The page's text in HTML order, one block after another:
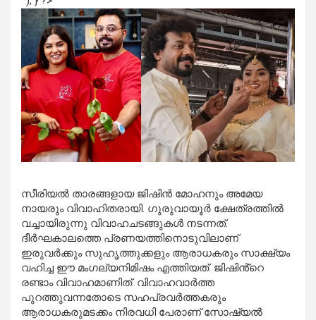
സീരിയൽ താരങ്ങളായ ജിഷിൻ മോഹനും അമേയ
നായരും വിവാഹിതരായി. ഗുരുവായൂർ ക്ഷേത്രത്തിൽ
വച്ചായിരുന്നു വിവാഹചടങ്ങുകൾ നടന്നത്.
ദീർഘകാലത്തെ പ്രണയത്തിനൊടുവിലാണ്
ഇരുവർക്കും സുഹൃത്തുക്കളും ആരാധകരും സാക്ഷ്യം
വഹിച്ച ഈ മംഗല്യനിമിഷം എത്തിയത്. ജിഷിൻ്റെ
രണ്ടാം വിവാഹമാണിത്. വിവാഹവാർത്ത
പുറത്തുവന്നതോടെ സഹപ്രവർത്തകരും
ആരാധകരുമടക്കം നിരവധി പേരാണ് സോഷ്യൽ